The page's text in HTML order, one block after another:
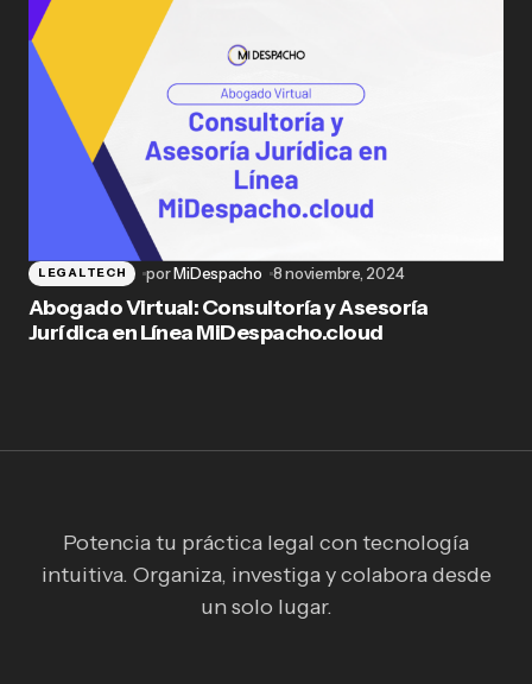
LEGALTECH porMiDespacho 8 noviembre, 2024
Abogado Virtual: Consultoría y Asesoría
Jurídica en Línea MiDespacho.cloud
Potencia tu práctica legal con tecnología
intuitiva. Organiza, investiga y colabora desde
un solo lugar.